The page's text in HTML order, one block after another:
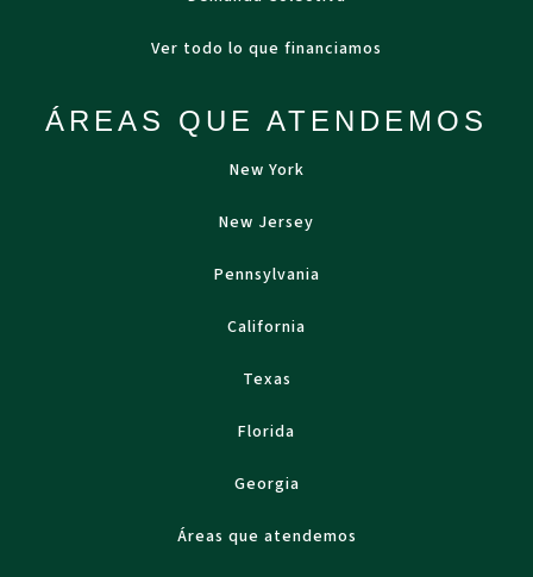
Ver todo lo que financiamos
ÁREAS QUE ATENDEMOS
New York
New Jersey
Pennsylvania
California
Texas
Florida
Georgia
Áreas que atendemos